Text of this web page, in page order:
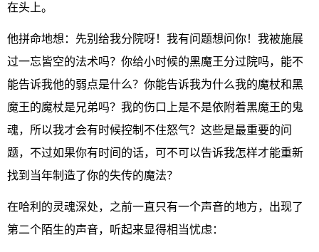
在头上。
他拼命地想：先别给我分院呀！我有问题想问你！我被施展
过一忘皆空的法术吗？你给小时候的黑魔王分过院吗，能不
能告诉我他的弱点是什么？你能告诉我为什么我的魔杖和黑
魔王的魔杖是兄弟吗？我的伤口上是不是依附着黑魔王的鬼
魂，所以我才会有时候控制不住怒气？这些是最重要的问
题，不过如果你有时间的话，可不可以告诉我怎样才能重新
找到当年制造了你的失传的魔法？
在哈利的灵魂深处，之前一直只有一个声音的地方，出现了
第二个陌生的声音，听起来显得相当忧虑：